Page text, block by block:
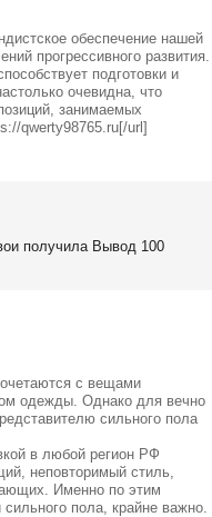
обеспечение нашей
прогрессивного развития.
подготовки и
очевидна, что
занимаемых
qwerty98765.ru[/url]
получила Вывод 100
с вещами
одежды. Однако для вечно
сильного пола
в любой регион РФ
неповторимый стиль,
Именно по этим
пола, крайне важно.